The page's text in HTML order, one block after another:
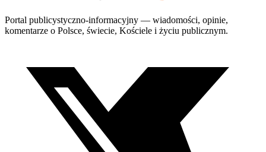
Portal publicystyczno-informacyjny — wiadomości, opinie,
komentarze o Polsce, świecie, Kościele i życiu publicznym.